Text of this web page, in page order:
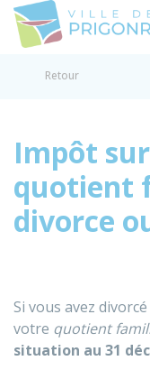
Retour
Impôt
quotient
divorce
Si vous avez
votre quotient
situation au 31